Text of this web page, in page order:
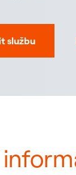
službu